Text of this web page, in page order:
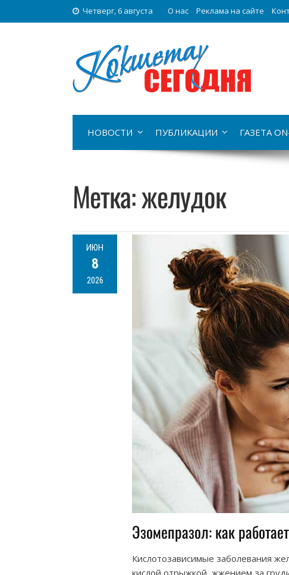
Четверг, 6 августа О нас Реклама на сайте
НОВОСТИ ПУБЛИКАЦИИ ГАЗЕТА
Метка:желудок
ИЮН
8
2026
Эзомепразол: как
Кислотозависимые заболевания
кислой отрыжкой, жжением за